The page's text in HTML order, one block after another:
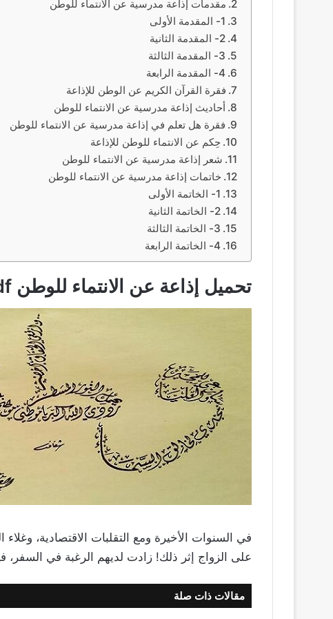
مقدمات إذاعة مدرسية عن الانتماء للوطن
1- المقدمة الأولى
2- المقدمة الثانية
3- المقدمة الثالثة
4- المقدمة الرابعة
فقرة القرآن الكريم عن الوطن للإذاعة
أحاديث إذاعة مدرسية عن الانتماء للوطن
فقرة هل تعلم في إذاعة مدرسية عن الانتماء للوطن
حِكم عن الانتماء للوطن للإذاعة
شعر إذاعة مدرسية عن الانتماء للوطن
خاتمات إذاعة مدرسية عن الانتماء للوطن
1- الخاتمة الأولى
2- الخاتمة الثانية
3- الخاتمة الثالثة
4- الخاتمة الرابعة
تحميل إذاعة عن الانتماء للوطن pdf
في السنوات الأخيرة ومع التقلبات الاقتصادية،
على الزواج إثر ذلك! زادت لديهم الرغبة في السفر،
مقالات ذات صلة